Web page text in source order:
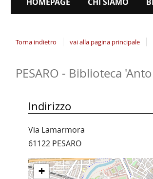
Torna indietro vai alla pagina principale
PESARO - Biblioteca
+
Indirizzo
Via Lamarmora
61122 PESARO